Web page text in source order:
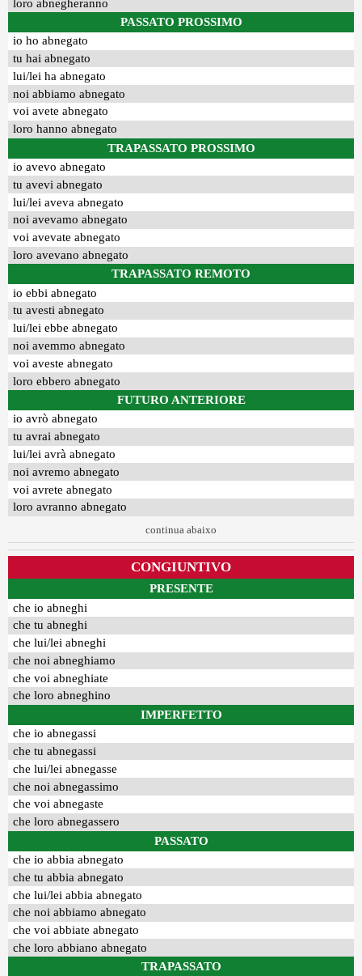
loro abnegheranno
PASSATO PROSSIMO
io ho abnegato
tu hai abnegato
lui/lei ha abnegato
noi abbiamo abnegato
voi avete abnegato
loro hanno abnegato
TRAPASSATO PROSSIMO
io avevo abnegato
tu avevi abnegato
lui/lei aveva abnegato
noi avevamo abnegato
voi avevate abnegato
loro avevano abnegato
TRAPASSATO REMOTO
io ebbi abnegato
tu avesti abnegato
lui/lei ebbe abnegato
noi avemmo abnegato
voi aveste abnegato
loro ebbero abnegato
FUTURO ANTERIORE
io avrò abnegato
tu avrai abnegato
lui/lei avrà abnegato
noi avremo abnegato
voi avrete abnegato
loro avranno abnegato
continua abaixo
CONGIUNTIVO
PRESENTE
che io abneghi
che tu abneghi
che lui/lei abneghi
che noi abneghiamo
che voi abneghiate
che loro abneghino
IMPERFETTO
che io abnegassi
che tu abnegassi
che lui/lei abnegasse
che noi abnegassimo
che voi abnegaste
che loro abnegassero
PASSATO
che io abbia abnegato
che tu abbia abnegato
che lui/lei abbia abnegato
che noi abbiamo abnegato
che voi abbiate abnegato
che loro abbiano abnegato
TRAPASSATO